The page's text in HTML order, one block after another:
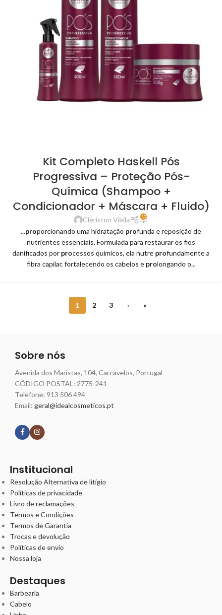
Kit Completo Haskell Pós
Progressiva – Proteção Pós-
Química (Shampoo +
Condicionador + Máscara + Fluido)
Clériston Viléla 10
...proporcionando uma hidratação profunda e reposição de
nutrientes essenciais. Formulada para restaurar os fios
danificados por processos químicos, ela nutre profundamente a
fibra capilar, fortalecendo os cabelos e prolongando o...
1 2 3 › »
Sobre nós
Avenida dos Maristas, 104, Carcavelos, Portugal
CÓDIGO POSTAL: 2775-241
Telefone: 913 506 494
Email: geral@idealcosmeticos.pt
Institucional
Resolução Alternativa de litígio
Políticas de privacidade
Livro de reclamações
Termos e Condições
Termos de Garantia
Trocas e devolução
Políticas de envio
Nossa loja
Destaques
Barbearia
Cabelo